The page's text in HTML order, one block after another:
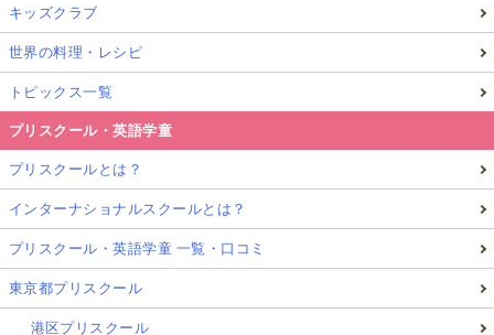
キッズクラブ
世界の料理・レシピ
トピックス一覧
プリスクール・英語学童
プリスクールとは？
インターナショナルスクールとは？
プリスクール・英語学童 一覧・口コミ
東京都プリスクール
港区プリスクール